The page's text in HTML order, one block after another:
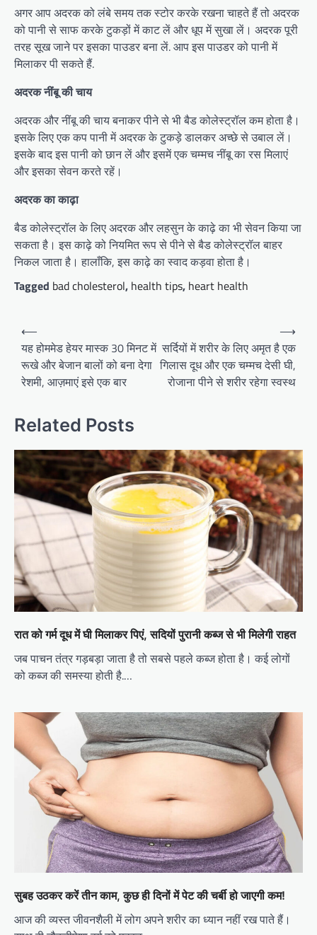
अगर आप अदरक को लंबे समय तक स्टोर करके रखना चाहते हैं तो अदरक
को पानी से साफ करके टुकड़ों में काट लें और धूप में सुखा लें। अदरक पूरी
तरह सूख जाने पर इसका पाउडर बना लें. आप इस पाउडर को पानी में
मिलाकर पी सकते हैं.
अदरक नींबू की चाय
अदरक और नींबू की चाय बनाकर पीने से भी बैड कोलेस्ट्रॉल कम होता है।
इसके लिए एक कप पानी में अदरक के टुकड़े डालकर अच्छे से उबाल लें।
इसके बाद इस पानी को छान लें और इसमें एक चम्मच नींबू का रस मिलाएं
और इसका सेवन करते रहें।
अदरक का काढ़ा
बैड कोलेस्ट्रॉल के लिए अदरक और लहसुन के काढ़े का भी सेवन किया जा
सकता है। इस काढ़े को नियमित रूप से पीने से बैड कोलेस्ट्रॉल बाहर
निकल जाता है। हालाँकि, इस काढ़े का स्वाद कड़वा होता है।
Tagged bad cholesterol, health tips, heart health
Post
navigation
⟵
यह होममेड हेयर मास्क 30 मिनट में
रूखे और बेजान बालों को बना देगा
रेशमी, आज़माएं इसे एक बार
सर्दियों में शरीर के लिए अमृत है एक
गिलास दूध और एक चम्मच देसी घी,
रोजाना पीने से शरीर रहेगा स्वस्थ
⟶
Related Posts
रात को गर्म दूध में घी मिलाकर पिएं, सदियों पुरानी कब्ज से भी मिलेगी राहत
जब पाचन तंत्र गड़बड़ा जाता है तो सबसे पहले कब्ज होता है। कई लोगों
को कब्ज की समस्या होती है.…
सुबह उठकर करें तीन काम, कुछ ही दिनों में पेट की चर्बी हो जाएगी कम!
आज की व्यस्त जीवनशैली में लोग अपने शरीर का ध्यान नहीं रख पाते हैं।